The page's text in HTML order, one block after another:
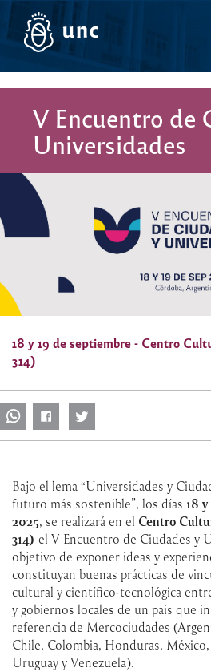
Pasar
contenido
V Encuentro de
Universidades
18 y 19 de septiembre - Centro
314)
Bajo el lema “Universidades y
futuro más sostenible”, los días 18
2025, se realizará en el Centro
314) el V Encuentro de Ciudades y
objetivo de exponer ideas y
constituyan buenas prácticas de
cultural y científico-tecnológica
y gobiernos locales de un país que
referencia de Mercociudades
Chile, Colombia, Honduras, México,
Uruguay y Venezuela).